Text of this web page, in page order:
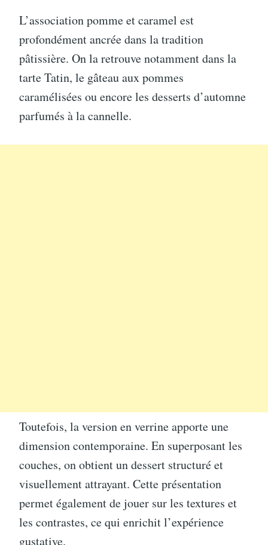
L’association pomme et caramel est
profondément ancrée dans la tradition
pâtissière. On la retrouve notamment dans la
tarte Tatin, le gâteau aux pommes
caramélisées ou encore les desserts d’automne
parfumés à la cannelle.
Toutefois, la version en verrine apporte une
dimension contemporaine. En superposant les
couches, on obtient un dessert structuré et
visuellement attrayant. Cette présentation
permet également de jouer sur les textures et
les contrastes, ce qui enrichit l’expérience
gustative.